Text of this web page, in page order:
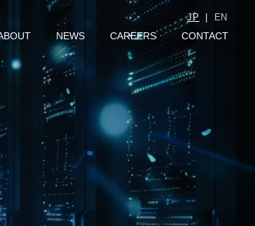
JP EN
NEWS CAREERS CONTACT